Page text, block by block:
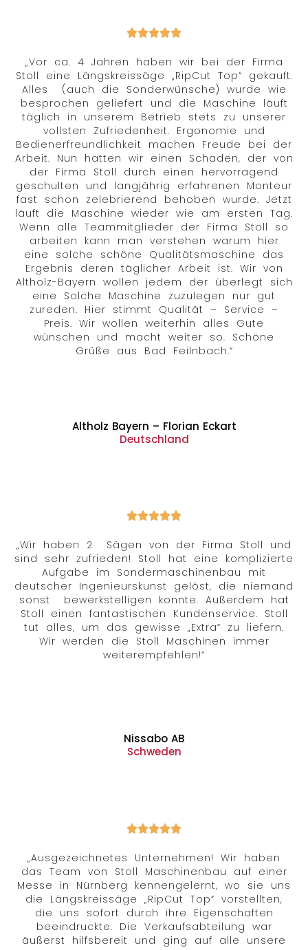
„Vor ca. 4 Jahren haben wir bei der Firma
Stoll eine Längskreissäge „RipCut Top“ gekauft.
Alles (auch die Sonderwünsche) wurde wie
besprochen geliefert und die Maschine läuft
täglich in unserem Betrieb stets zu unserer
vollsten Zufriedenheit. Ergonomie und
Bedienerfreundlichkeit machen Freude bei der
Arbeit. Nun hatten wir einen Schaden, der von
der Firma Stoll durch einen hervorragend
geschulten und langjährig erfahrenen Monteur
fast schon zelebrierend behoben wurde. Jetzt
läuft die Maschine wieder wie am ersten Tag.
Wenn alle Teammitglieder der Firma Stoll so
arbeiten kann man verstehen warum hier
eine solche schöne Qualitätsmaschine das
Ergebnis deren täglicher Arbeit ist. Wir von
Altholz-Bayern wollen jedem der überlegt sich
eine Solche Maschine zuzulegen nur gut
zureden. Hier stimmt Qualität – Service –
Preis. Wir wollen weiterhin alles Gute
wünschen und macht weiter so. Schöne
Grüße aus Bad Feilnbach.“
Altholz Bayern – Florian Eckart
Deutschland
„Wir haben 2 Sägen von der Firma Stoll und
sind sehr zufrieden! Stoll hat eine komplizierte
Aufgabe im Sondermaschinenbau mit
deutscher Ingenieurskunst gelöst, die niemand
sonst bewerkstelligen konnte. Außerdem hat
Stoll einen fantastischen Kundenservice. Stoll
tut alles, um das gewisse „Extra“ zu liefern.
Wir werden die Stoll Maschinen immer
weiterempfehlen!“
Nissabo AB
Schweden
„Ausgezeichnetes Unternehmen! Wir haben
das Team von Stoll Maschinenbau auf einer
Messe in Nürnberg kennengelernt, wo sie uns
die Längskreissäge „RipCut Top“ vorstellten,
die uns sofort durch ihre Eigenschaften
beeindruckte. Die Verkaufsabteilung war
äußerst hilfsbereit und ging auf alle unsere